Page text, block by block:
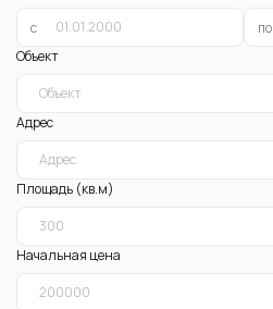
c
по
Объект
Адрес
Площадь (кв.м)
Начальная цена